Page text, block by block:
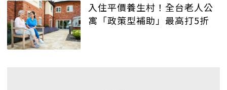
入住平價養生村！全台老人公
寓「政策型補助」最高打5折